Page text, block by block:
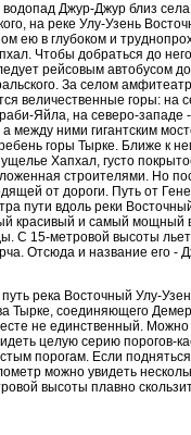
водопад Джур-Джур близ села
на реке Улу-Узень
ею в глубоком и
Чтобы добраться до
рейсовым автобусом
За селом
величественные горы: на
Яйла, на северо-западе -
между ними гигантским
горы Тырке. Ближе к
Хапхал, густо
строителями. Но
от дороги. Путь от
пути вдоль реки
красивый и самый мощный
С 15-метровой высоты
Отсюда и название его -
река Восточный Улу-
Тырке, соединяющего
не единственный. Можно
целую серию порогов-
порогам. Если
можно увидеть
высоты плавно